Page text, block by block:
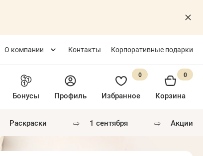
О компании Контакты Корпоративные подарки
Бонусы Профиль Избранное
0
Корзина
0
раскраски ⇨ 1 сентября ⇨ акции